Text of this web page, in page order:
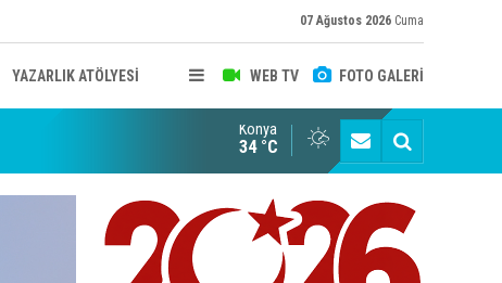
07 Ağustos 2026 Cuma
WEB TV FOTO GALERİ
YAZARLIK ATÖLYESİ
TYB KONYA ŞUBESİ’NDE FOTOĞRAF DOLU BİR GÜN GERÇEKLEŞTİ
Konya
34 °C